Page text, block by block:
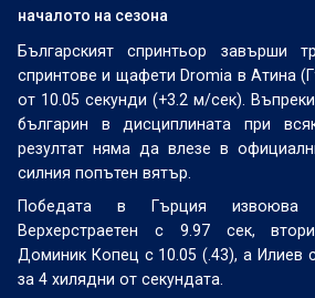
началото на сезона
Българският спринтьор завърши
спринтове и щафети Dromia в Атина
от 10.05 секунди (+3.2 м/сек).
българин в дисциплината при
резултат няма да влезе в
силния попътен вятър.
Победата в Гърция извоюва
Верхерстраетен с 9.97 сек,
Доминик Копец с 10.05 (.43), а Илиев
за 4 хилядни от секундата.